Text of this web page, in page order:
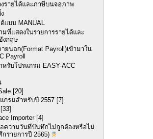
รายได้และภาษีบนจอภาพ
แบบ MANUAL
มที่แสดงในรายการรายได้และ
งกฤษ
ยนอก(Format Payroll)เข้ามาใน
Payroll
รับโปรแกรม EASY-ACC
[20]
กรมสำหรับปี 2557 [7]
[33]
Importer [4]
ความวันที่บันทึกไม่ถูกต้องหรือไม่
รายการปี 2565)